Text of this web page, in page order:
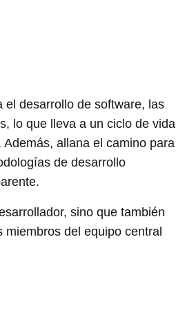
desarrollo de software, las
lo que lleva a un ciclo de vida
allana el camino para
de desarrollo
sino que también
del equipo central